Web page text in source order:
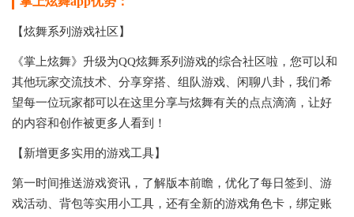
【炫舞系列游戏社区】
《掌上炫舞》升级为QQ炫舞系列游戏的综合社区啦，您可以和
其他玩家交流技术、分享穿搭、组队游戏、闲聊八卦，我们希
望每一位玩家都可以在这里分享与炫舞有关的点点滴滴，让好
的内容和创作被更多人看到！
【新增更多实用的游戏工具】
第一时间推送游戏资讯，了解版本前瞻，优化了每日签到、游
戏活动、背包等实用小工具，还有全新的游戏角色卡，绑定账